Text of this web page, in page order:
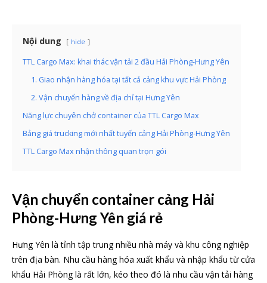
Nội dung hide
TTL Cargo Max: khai thác vận tải 2 đầu Hải Phòng-Hưng Yên
1. Giao nhận hàng hóa tại tất cả cảng khu vực Hải Phòng
2. Vận chuyển hàng về địa chỉ tại Hưng Yên
Năng lực chuyên chở container của TTL Cargo Max
Bảng giá trucking mới nhất tuyến cảng Hải Phòng-Hưng Yên
TTL Cargo Max nhận thông quan trọn gói
Vận chuyển container cảng Hải
Phòng-Hưng Yên giá rẻ
Hưng Yên là tỉnh tập trung nhiều nhà máy và khu công nghiệp
trên địa bàn. Nhu cầu hàng hóa xuất khẩu và nhập khẩu từ cửa
khẩu Hải Phòng là rất lớn, kéo theo đó là nhu cầu vận tải hàng